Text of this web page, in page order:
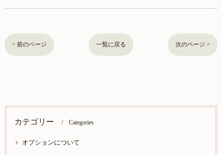
< 前のページ 一覧に戻る 次のページ >
カテゴリー Categories
オプションについて